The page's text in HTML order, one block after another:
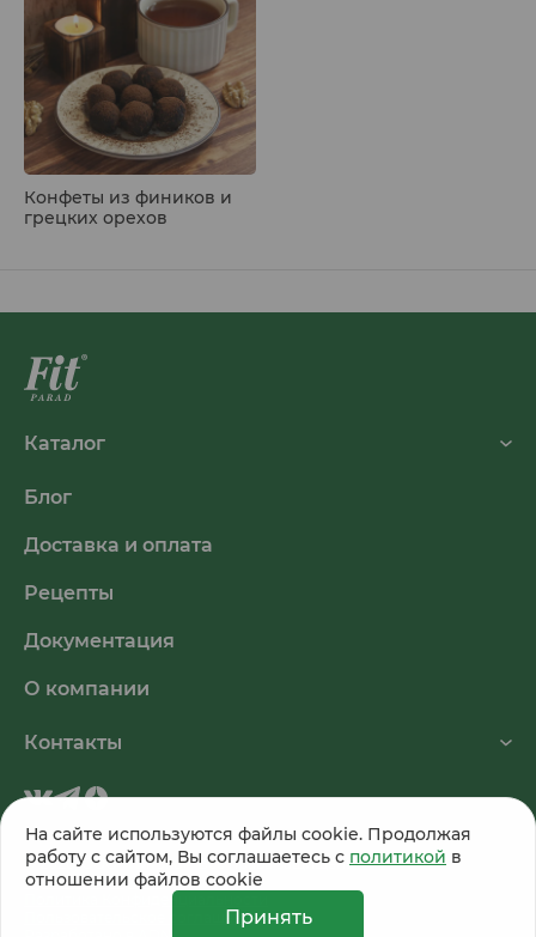
Конфеты из фиников и
грецких орехов
Каталог
Блог
Доставка и оплата
Рецепты
Документация
О компании
Контакты
© 2026, ООО «Питэко». Все права защищены.
Публичная оферта
Политика Конфиденциальности
Пользовательское соглашение
На сайте используются файлы cookie. Продолжая
работу с сайтом, Вы соглашаетесь с политикой в
отношении файлов cookie
Принять